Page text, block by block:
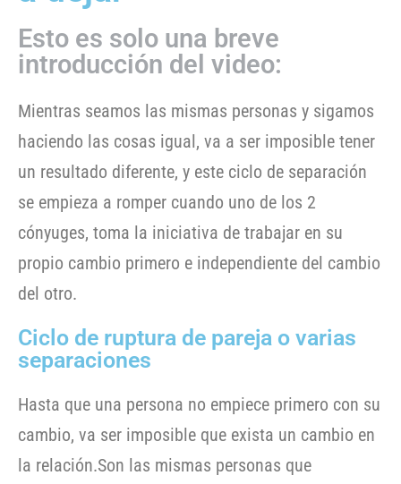
Esto es solo una breve
introducción del video:
Mientras seamos las mismas personas y sigamos
haciendo las cosas igual, va a ser imposible tener
un resultado diferente, y este ciclo de separación
se empieza a romper cuando uno de los 2
cónyuges, toma la iniciativa de trabajar en su
propio cambio primero e independiente del cambio
del otro.
Ciclo de ruptura de pareja o varias
separaciones
Hasta que una persona no empiece primero con su
cambio, va ser imposible que exista un cambio en
la relación.Son las mismas personas que